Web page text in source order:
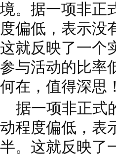
境。据一项非正
度偏低，表示没
这就反映了一个
参与活动的比率
何在，值得深思！
据一项非正式
动程度偏低，表
半。这就反映了